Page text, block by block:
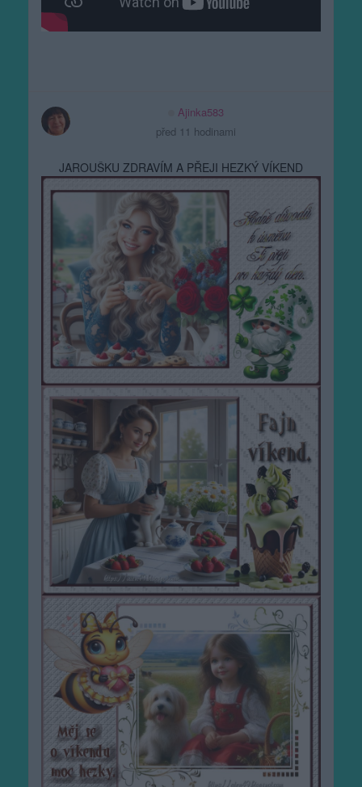
Ajinka583
před 11 hodinami
JAROUŠKU ZDRAVÍM A PŘEJI HEZKÝ VÍKEND